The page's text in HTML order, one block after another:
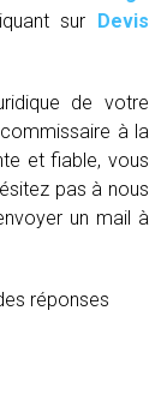
sur Devis
de votre
à la
et fiable, vous
pas à nous
un mail à
réponses